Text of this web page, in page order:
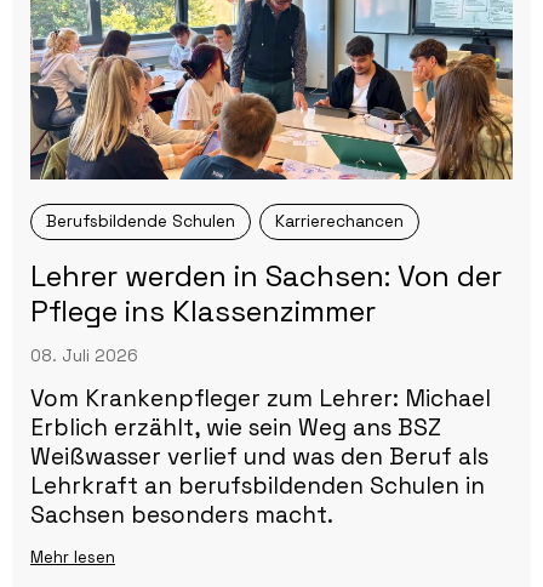
Berufsbildende Schulen Karrierechancen
Lehrer werden in Sachsen: Von der
Pflege ins Klassenzimmer
08. Juli 2026
Vom Krankenpfleger zum Lehrer: Michael
Erblich erzählt, wie sein Weg ans BSZ
Weißwasser verlief und was den Beruf als
Lehrkraft an berufsbildenden Schulen in
Sachsen besonders macht.
Mehr lesen